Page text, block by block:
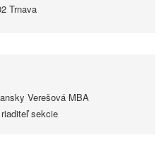
Trnava
Verešová MBA
sekcie